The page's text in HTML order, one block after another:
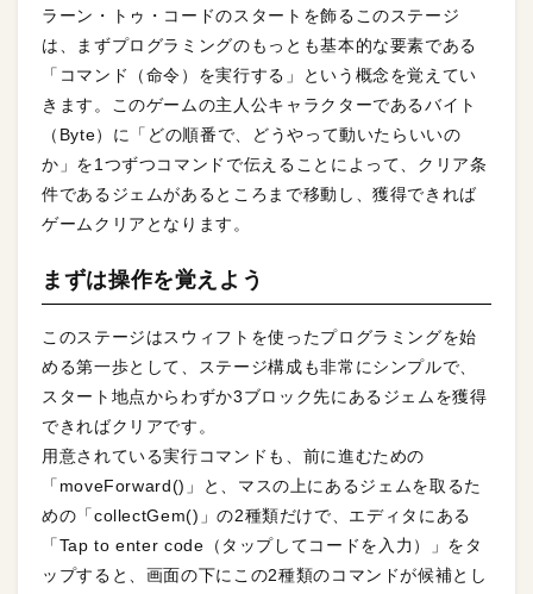
ラーン・トゥ・コードのスタートを飾るこのステージ
は、まずプログラミングのもっとも基本的な要素である
「コマンド（命令）を実行する」という概念を覚えてい
きます。このゲームの主人公キャラクターであるバイト
（Byte）に「どの順番で、どうやって動いたらいいの
か」を1つずつコマンドで伝えることによって、クリア条
件であるジェムがあるところまで移動し、獲得できれば
ゲームクリアとなります。
まずは操作を覚えよう
このステージはスウィフトを使ったプログラミングを始
める第一歩として、ステージ構成も非常にシンプルで、
スタート地点からわずか3ブロック先にあるジェムを獲得
できればクリアです。
用意されている実行コマンドも、前に進むための
「moveForward()」と、マスの上にあるジェムを取るた
めの「collectGem()」の2種類だけで、エディタにある
「Tap to enter code（タップしてコードを入力）」をタ
ップすると、画面の下にこの2種類のコマンドが候補とし